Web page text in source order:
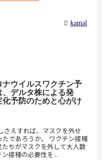
kamal
ナウイルスワクチン予
、デルタ株による発
化予防のためと心がけ
さえすれば、マスクを外せ
であろうか。 ワクチン接種
ちがマスクを外して大人数
接種の必要性を...